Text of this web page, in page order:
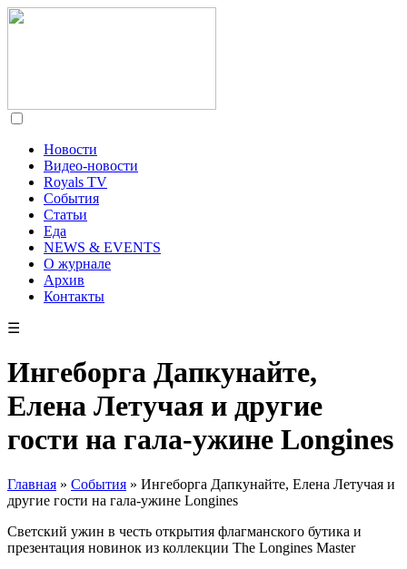
Новости
Видео-новости
Royals TV
События
Статьи
Еда
NEWS & EVENTS
О журнале
Архив
Контакты
☰
Ингеборга Дапкунайте,
Елена Летучая и другие
гости на гала-ужине Longines
Главная » События » Ингеборга Дапкунайте, Елена Летучая и
другие гости на гала-ужине Longines
Светский ужин в честь открытия флагманского бутика и
презентация новинок из коллекции The Longines Master